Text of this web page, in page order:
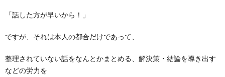
「話した方が早いから！」
ですが、それは本人の都合だけであって、
整理されていない話をなんとかまとめる、解決策・結論を導き出す
などの労力を